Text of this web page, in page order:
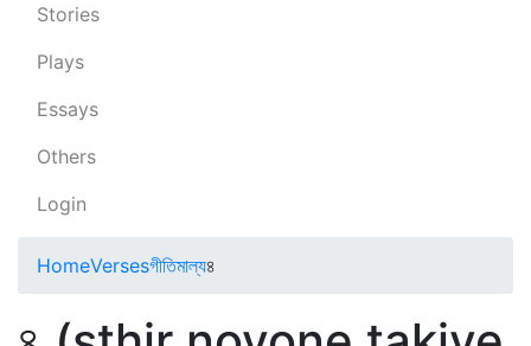
Stories
Plays
Essays
Others
Login
HomeVersesগীতিমাল্য৪